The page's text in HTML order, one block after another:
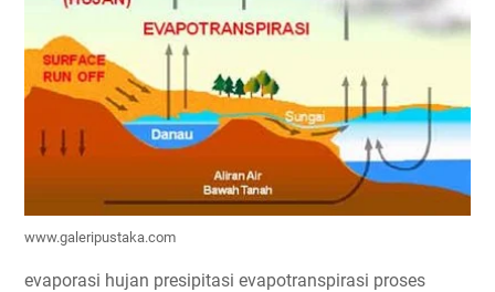
www.galeripustaka.com
evaporasi hujan presipitasi evapotranspirasi proses